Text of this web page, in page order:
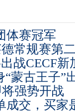
体赛冠军
德常规赛第
战CECF新
“蒙古王子”
强势开战
成交，买家